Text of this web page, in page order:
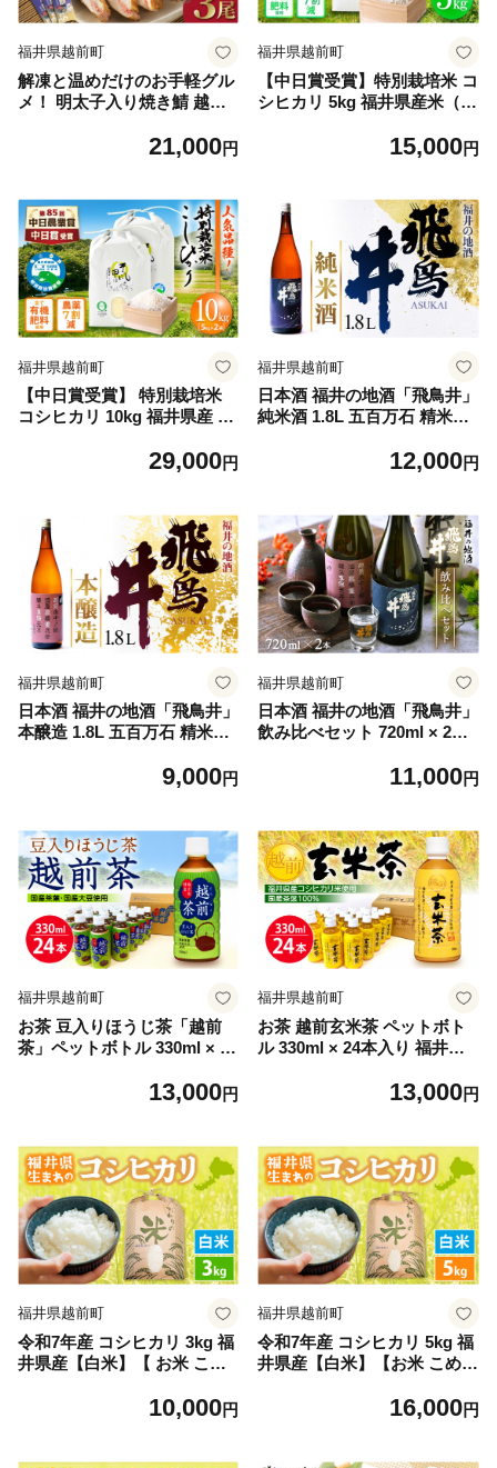
福井県越前町
解凍と温めだけのお手軽グル
メ！ 明太子入り焼き鯖 越前
【骨抜き 魚介類 海鮮 めんた
贈答 送料無料 】 [e15-b001]
21,000円
福井県越前町
【中日賞受賞】特別栽培米 コ
シヒカリ 5kg 福井県産米（有
よ風田んぼ」【人気品種 田ん
15,000円
福井県越前町
【中日賞受賞】 特別栽培米
コシヒカリ 10kg 福井県産 精
減）「そよ風田んぼ」【コシ
10-b005]
29,000円
福井県越前町
日本酒 福井の地酒「飛鳥井」
純米酒 1.8L 五百万石 精米歩
12,000円
福井県越前町
日本酒 福井の地酒「飛鳥井」
本醸造 1.8L 五百万石 精米歩
9,000円
福井県越前町
日本酒 福井の地酒「飛鳥井」
飲み比べセット 720ml × 2本
醸造酒】 [e19-a016]11,000円
福井県越前町
お茶 豆入りほうじ茶「越前
茶」ペットボトル 330ml × 24
13,000円
福井県越前町
お茶 越前玄米茶 ペットボト
ル 330ml × 24本入り 福井県
13,000円
福井県越前町
令和7年産 コシヒカリ 3kg 福
井県産【白米】【 お米 こめ
ロ 人気品種】 [e30-a095]
10,000円
福井県越前町
令和7年産 コシヒカリ 5kg 福
井県産【白米】【お米 こめ
ロ 人気品種】 [e30-a097]
16,000円